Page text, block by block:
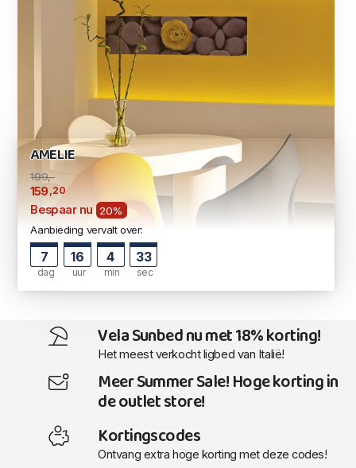
AMELIE
199,-
159,20
Bespaar nu
20%
Aanbieding vervalt over:
7
dag
16
uur
4
min
33
sec
Vela Sunbed nu met 18% korting!
Het meest verkocht ligbed van Italië!
Meer Summer Sale! Hoge korting in
de outlet store!
Kortingscodes
Ontvang extra hoge korting met deze codes!